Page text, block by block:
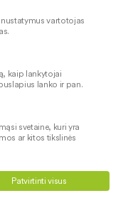
naudotojo
apie įterptojo
„YouTube“
grotuvo
sąsają
kuris
Susisiekite
vartotojas
kaip lankytojai
lanko ir pan.
svetaine, kuri yra
ar kitos tikslinės
Patvirtinti visus